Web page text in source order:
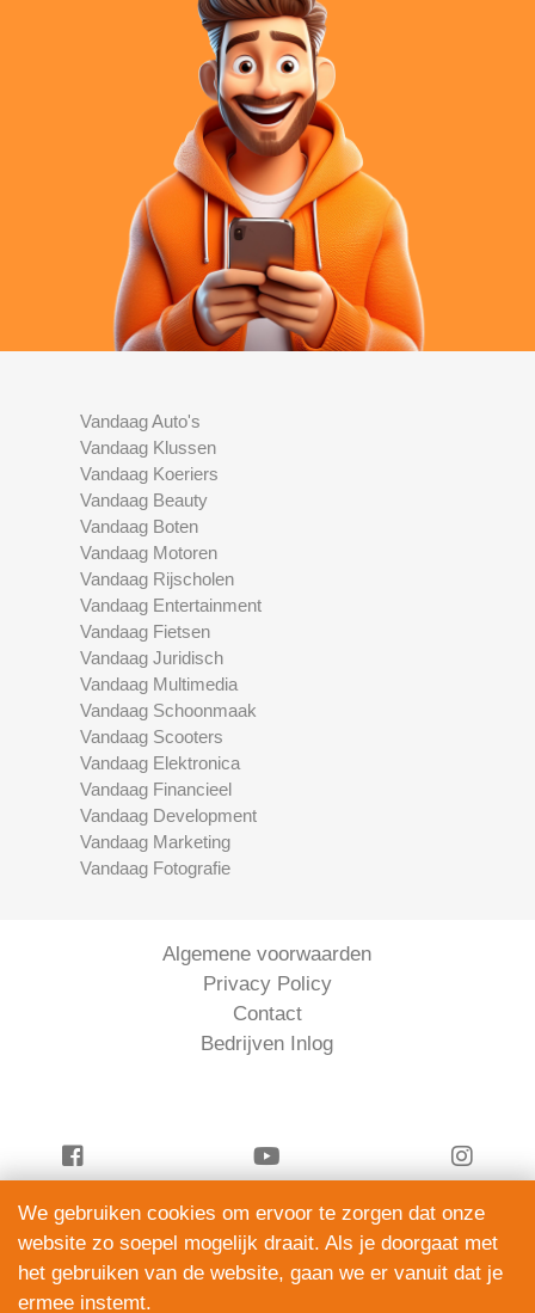
Vandaag Auto's
Vandaag Klussen
Vandaag Koeriers
Vandaag Beauty
Vandaag Boten
Vandaag Motoren
Vandaag Rijscholen
Vandaag Entertainment
Vandaag Fietsen
Vandaag Juridisch
Vandaag Multimedia
Vandaag Schoonmaak
Vandaag Scooters
Vandaag Elektronica
Vandaag Financieel
Vandaag Development
Vandaag Marketing
Vandaag Fotografie
Algemene voorwaarden
Privacy Policy
Contact
Bedrijven Inlog
Vandaag Financieel is onderdeel van
ServiceRight B.V. | KVK 90914872
We gebruiken cookies om ervoor te zorgen dat onze
website zo soepel mogelijk draait. Als je doorgaat met
het gebruiken van de website, gaan we er vanuit dat je
ermee instemt.